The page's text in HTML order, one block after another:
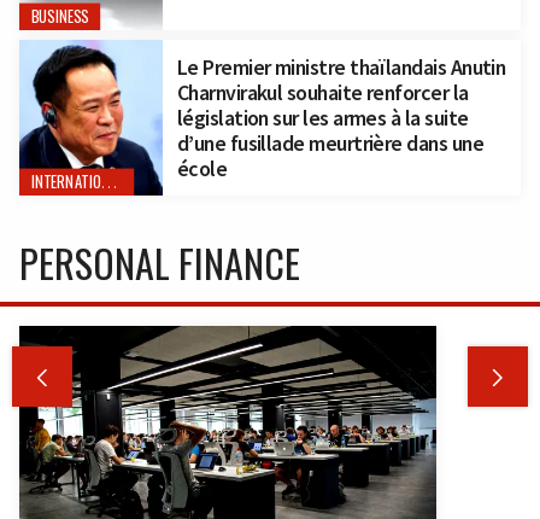
BUSINESS
INTERNATIONAL
Le Premier ministre thaïlandais Anutin
Charnvirakul souhaite renforcer la
législation sur les armes à la suite
d’une fusillade meurtrière dans une
école
PERSONAL FINANCE
 